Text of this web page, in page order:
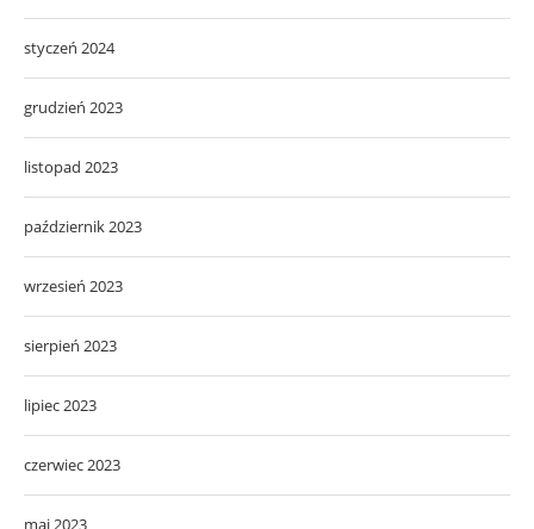
styczeń 2024
grudzień 2023
listopad 2023
październik 2023
wrzesień 2023
sierpień 2023
lipiec 2023
czerwiec 2023
maj 2023